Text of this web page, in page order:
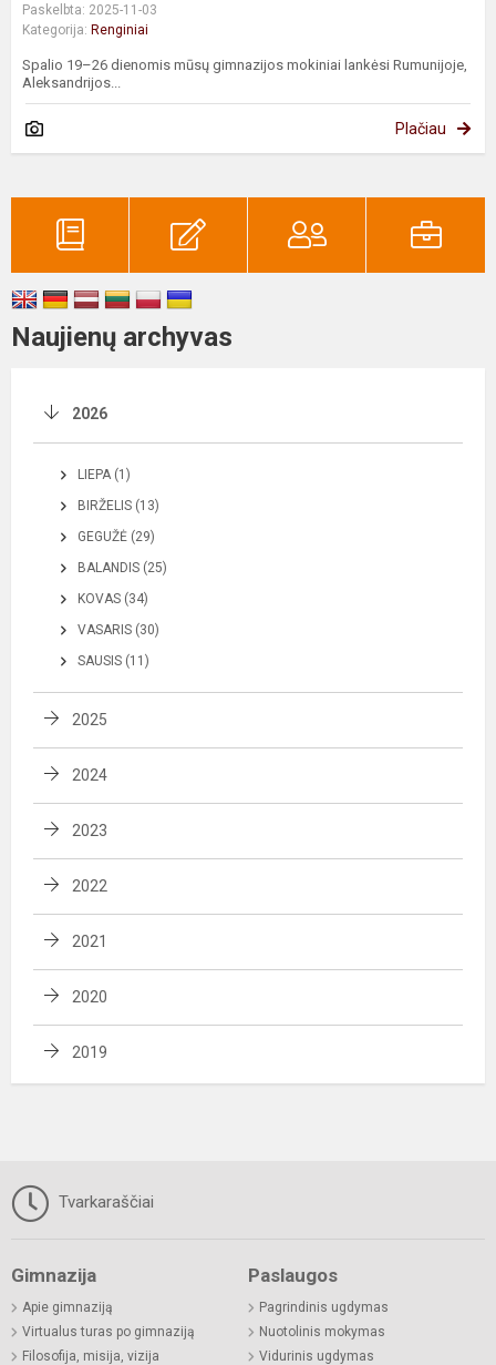
Paskelbta: 2025-11-03
Kategorija: Renginiai
Spalio 19–26 dienomis mūsų gimnazijos mokiniai lankėsi Rumunijoje,
Aleksandrijos...
Plačiau
Naujienų archyvas
2026
LIEPA (1)
BIRŽELIS (13)
GEGUŽĖ (29)
BALANDIS (25)
KOVAS (34)
VASARIS (30)
SAUSIS (11)
2025
2024
2023
2022
2021
2020
2019
Tvarkaraščiai
Gimnazija
Apie gimnaziją
Virtualus turas po gimnaziją
Filosofija, misija, vizija
Paslaugos
Pagrindinis ugdymas
Nuotolinis mokymas
Vidurinis ugdymas